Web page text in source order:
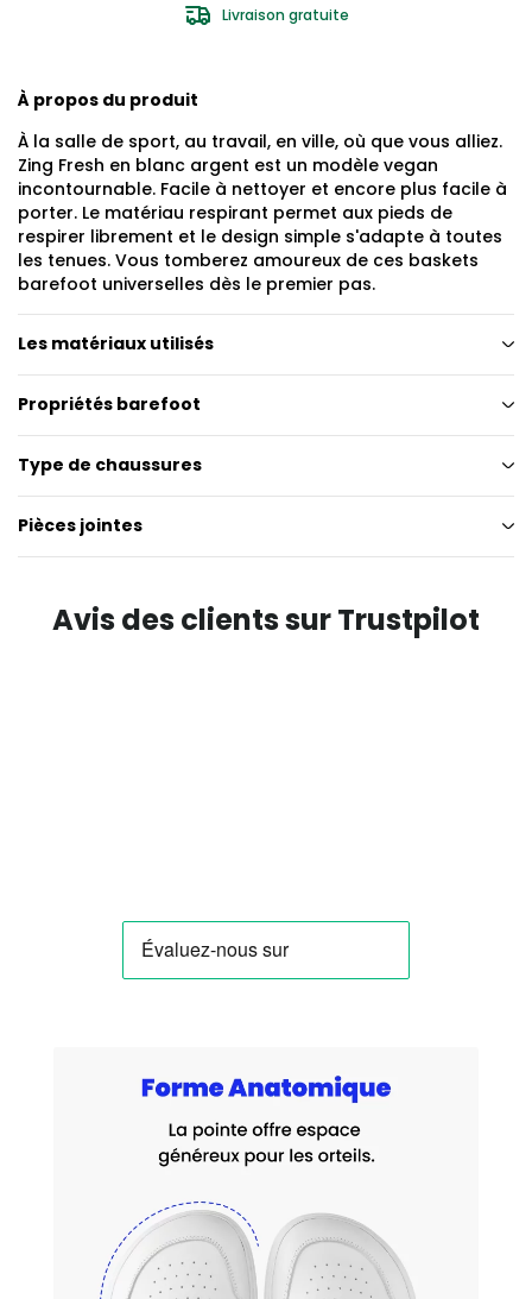
Livraison gratuite
À propos du produit
À la salle de sport, au travail, en ville, où que vous alliez.
Zing Fresh en blanc argent est un modèle vegan
incontournable. Facile à nettoyer et encore plus facile à
porter. Le matériau respirant permet aux pieds de
respirer librement et le design simple s'adapte à toutes
les tenues. Vous tomberez amoureux de ces baskets
barefoot universelles dès le premier pas.
Les matériaux utilisés
Propriétés barefoot
Type de chaussures
Pièces jointes
Avis des clients sur Trustpilot